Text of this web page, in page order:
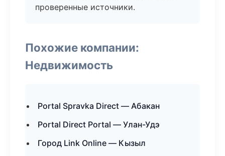
проверенные источники.
Похожие компании:
Недвижимость
Portal Spravka Direct — Абакан
Portal Direct Portal — Улан-Удэ
Город Link Online — Кызыл